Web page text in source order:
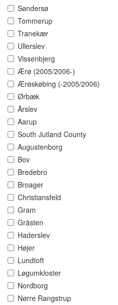
Søndersø
Tommerup
Tranekær
Ullerslev
Vissenbjerg
Ærø (2005/2006-)
Ærøskøbing (-2005/2006)
Ørbæk
Årslev
Aarup
South Jutland County
Augustenborg
Bov
Bredebro
Broager
Christiansfeld
Gram
Gråsten
Haderslev
Højer
Lundtoft
Løgumkloster
Nordborg
Nørre Rangstrup